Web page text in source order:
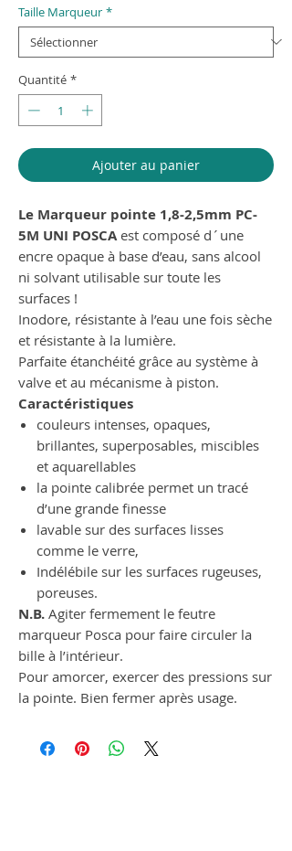
Taille Marqueur *
Quantité *
Ajouter au panier
Le Marqueur pointe 1,8-2,5mm PC-
5M UNI POSCAest composé d´une
encre opaque à base d’eau, sans alcool
ni solvant utilisable sur toute les
surfaces !
Inodore, résistante à l’eau une fois sèche
et résistante à la lumière.
Parfaite étanchéité grâce au système à
valve et au mécanisme à piston.
Caractéristiques
couleurs intenses, opaques,
brillantes, superposables, miscibles
et aquarellables
la pointe calibrée permet un tracé
d’une grande finesse
lavable sur des surfaces lisses
comme le verre,
Indélébile sur les surfaces rugeuses,
poreuses.
N.B. Agiter fermement le feutre
marqueur Posca pour faire circuler la
bille à l’intérieur.
Pour amorcer, exercer des pressions sur
la pointe. Bien fermer après usage.